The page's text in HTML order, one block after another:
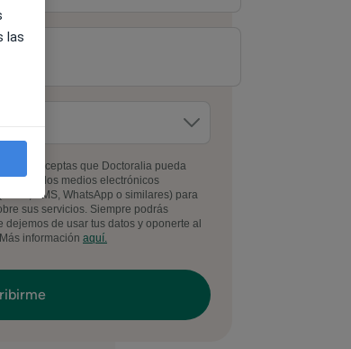
datos, aceptas que Doctoralia pueda
todos los medios electrónicos
SMS, WhatsApp o similares) para
sus servicios. Siempre podrás
dejemos de usar tus datos y oponerte al
información aquí.
las